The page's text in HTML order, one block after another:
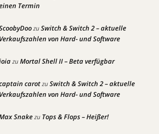
Termin
zuSwitch & Switch 2 – aktuelle
Verkaufszahlen von Hard- und Software
zuMortal Shell II – Beta verfügbar
carotzuSwitch & Switch 2 – aktuelle
Verkaufszahlen von Hard- und Software
Snakezu Tops & Flops – Heißer!